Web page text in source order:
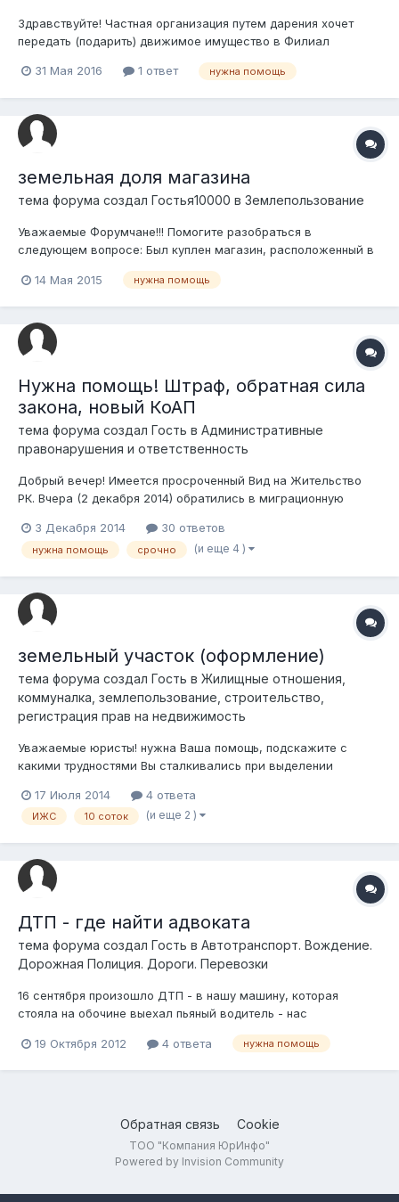
Здравствуйте! Частная организация путем дарения хочет
передать (подарить) движимое имущество в Филиал
союза работников " (Профком). Подскажите, пожалуйста,
между Профкомом и частой организаци...
31 Мая 2016 1 ответ нужна помощь
земельная доля магазина
тема форума создал Гостья10000 в Землепользование
Уважаемые Форумчане!!! Помогите разобраться в
следующем вопросе: Был куплен магазин, расположенный в
доле или участке ни слова. В Юстиции зарегистрировали
земельный участок принадлежит тр...
14 Мая 2015 нужна помощь
Нужна помощь! Штраф, обратная сила
закона, новый КоАП
тема форума создал Гость в Административные
правонарушения и ответственность
Добрый вечер! Имеется просроченный Вид на Жительство
РК. Вчера (2 декабря 2014) обратились в миграционную
постановление, на основании п.3 ст.377 наложен штраф 20
МРП. Как обычно происходит, лишь после вынесения
3 Декабря 2014 30 ответов
нужна помощь срочно (и еще 4 )
земельный участок (оформление)
тема форума создал Гость в Жилищные отношения,
коммуналка, землепользование, строительство,
регистрация прав на недвижимость
Уважаемые юристы! нужна Ваша помощь, подскажите с
какими трудностями Вы сталкивались при выделении
жилищное строительство (ИЖС). Сколько, примерно, по
времени занимает процедура предоставления и оформления
17 Июля 2014 4 ответа
ИЖС 10 соток (и еще 2 )
ДТП - где найти адвоката
тема форума создал Гость в Автотранспорт. Вождение.
Дорожная Полиция. Дороги. Перевозки
16 сентября произошло ДТП - в нашу машину, которая
стояла на обочине выехал пьяный водитель - нас
Скорая выдала справку что водитель въехавший - виновник
19 Октября 2012 4 ответа нужна помощь
Обратная связь Cookie
ТОО "Компания ЮрИнфо"
Powered by Invision Community